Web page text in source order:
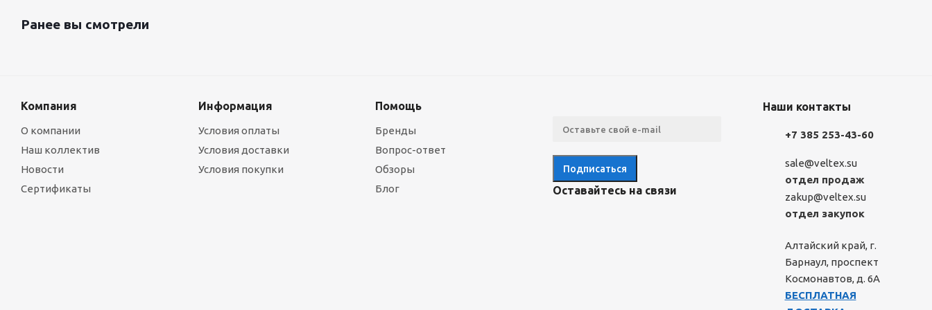
Ранее вы смотрели
Компания
О компании
Наш коллектив
Новости
Сертификаты
Информация
Условия оплаты
Условия доставки
Условия покупки
Помощь
Бренды
Вопрос-ответ
Обзоры
Блог
Оставайтесь на связи
Наши контакты
+7 385 253-43-60
sale@veltex.su
отдел продаж
zakup@veltex.su
отдел закупок
Алтайский край, г.
Барнаул, проспект
Космонавтов, д. 6А
БЕСПЛАТНАЯ